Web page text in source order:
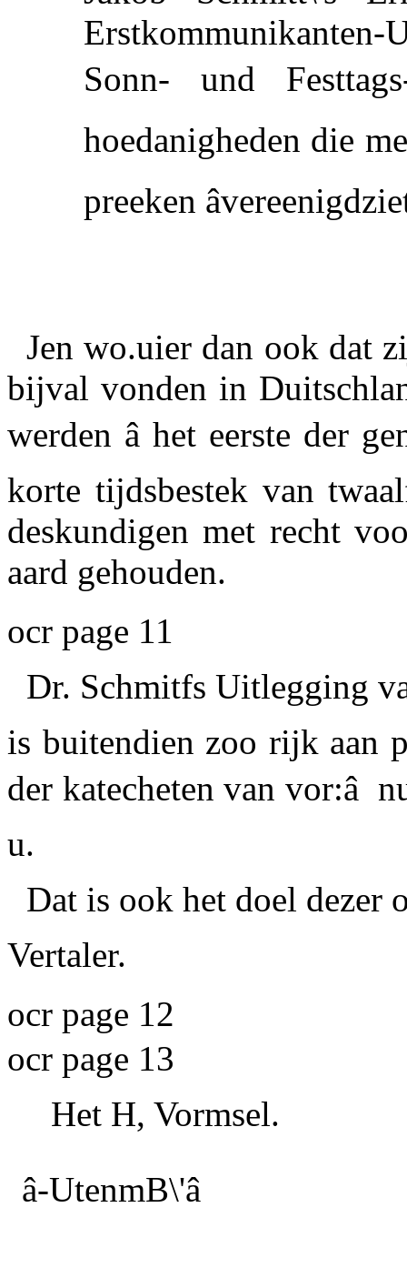
Erstkommunikanten-
Sonn- und
hoedanigheden die
preeken
Jen wo.uier dan ook dat
bijval vonden in
werden â het eerste der
korte tijdsbestek van
deskundigen met recht
aard gehouden.
ocr page 11
Dr. Schmitfs Uitlegging
is buitendien zoo rijk aan
der katecheten van vor:â
u.
Dat is ook het doel dezer
Vertaler.
ocr page 12
ocr page 13
Het H, Vormsel.
â-UtenmB\'â